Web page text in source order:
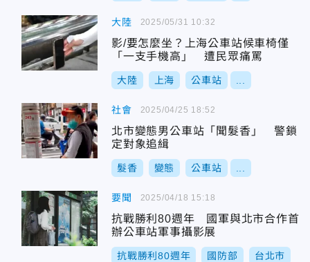
大陸
影/要怎麼坐？上海公車站候車椅僅
「一支手機高」 遭民眾痛罵
大陸 上海 公車站
2025/05/31 10:32
社會
北市變態男公車站「聞髮香」 警鎖
定對象追緝
髮香 變態 公車站
2025/04/25 18:52
要聞
抗戰勝利80週年 國軍與北市合作首
辦公車站軍事攝影展
抗戰勝利80週年 國防部 台北市
2025/04/18 15:18